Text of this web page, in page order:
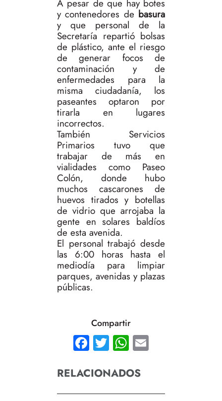
A pesar de que hay botes
y contenedores de basura
y que personal de la
Secretaría repartió bolsas
de plástico, ante el riesgo
de generar focos de
contaminación y de
enfermedades para la
misma ciudadanía, los
paseantes optaron por
tirarla en lugares
incorrectos.
También Servicios
Primarios tuvo que
trabajar de más en
vialidades como Paseo
Colón, donde hubo
muchos cascarones de
huevos tirados y botellas
de vidrio que arrojaba la
gente en solares baldíos
de esta avenida.
El personal trabajó desde
las 6:00 horas hasta el
mediodía para limpiar
parques, avenidas y plazas
públicas.
Compartir
Facebook
TwitterWhatsApp
RELACIONADOS